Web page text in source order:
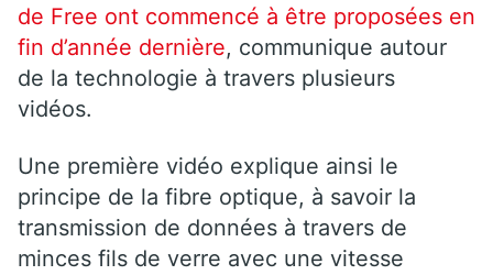
de Free ont commencé à être proposées en
fin d’année dernière, communique autour
de la technologie à travers plusieurs
vidéos.
Une première vidéo explique ainsi le
principe de la fibre optique, à savoir la
transmission de données à travers de
minces fils de verre avec une vitesse